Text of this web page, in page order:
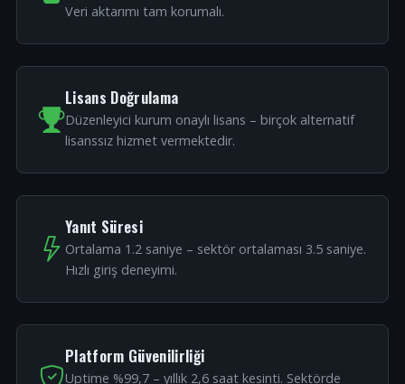
Veri aktarımı tam korumalı.
Lisans Doğrulama
Düzenleyici kurum onaylı lisans – birçok alternatif
lisanssız hizmet vermektedir.
Yanıt Süresi
Ortalama 1.2 saniye – sektör ortalaması 3.5 saniye.
Hızlı giriş deneyimi.
Platform Güvenilirliği
Uptime %99,7 – yıllık 2,6 saat kesinti. Sektörde